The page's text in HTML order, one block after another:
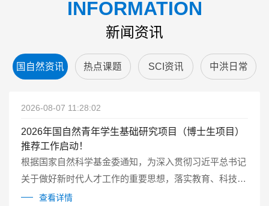
INFORMATION
新闻资讯
国自然资讯 热点课题 SCI资讯 中洪日常
2026-08-07 11:28:02
2026年国自然青年学生基础研究项目（博士生项目）
推荐工作启动！
根据国家自然科学基金委通知，为深入贯彻习近平总书记
关于做好新时代人才工作的重要思想，落实教育、科技、
人才一体化发展的要求，2026年自然科学基金委继续试点
查看详情